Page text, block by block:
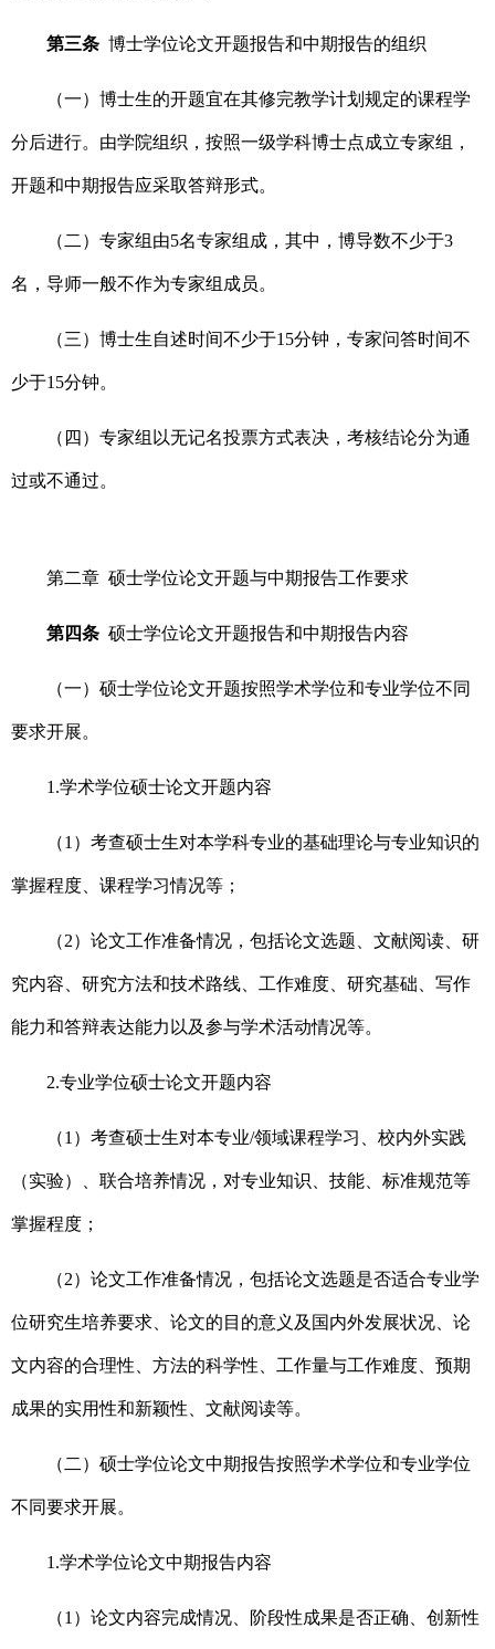
第三条 博士学位论文开题报告和中期报告的组织
（一）博士生的开题宜在其修完教学计划规定的课程学
分后进行。由学院组织，按照一级学科博士点成立专家组，
开题和中期报告应采取答辩形式。
（二）专家组由5名专家组成，其中，博导数不少于3
名，导师一般不作为专家组成员。
（三）博士生自述时间不少于15分钟，专家问答时间不
少于15分钟。
（四）专家组以无记名投票方式表决，考核结论分为通
过或不通过。
第二章 硕士学位论文开题与中期报告工作要求
第四条 硕士学位论文开题报告和中期报告内容
（一）硕士学位论文开题按照学术学位和专业学位不同
要求开展。
1.学术学位硕士论文开题内容
（1）考查硕士生对本学科专业的基础理论与专业知识的
掌握程度、课程学习情况等；
（2）论文工作准备情况，包括论文选题、文献阅读、研
究内容、研究方法和技术路线、工作难度、研究基础、写作
能力和答辩表达能力以及参与学术活动情况等。
2.专业学位硕士论文开题内容
（1）考查硕士生对本专业/领域课程学习、校内外实践
（实验）、联合培养情况，对专业知识、技能、标准规范等
掌握程度；
（2）论文工作准备情况，包括论文选题是否适合专业学
位研究生培养要求、论文的目的意义及国内外发展状况、论
文内容的合理性、方法的科学性、工作量与工作难度、预期
成果的实用性和新颖性、文献阅读等。
（二）硕士学位论文中期报告按照学术学位和专业学位
不同要求开展。
1.学术学位论文中期报告内容
（1）论文内容完成情况、阶段性成果是否正确、创新性